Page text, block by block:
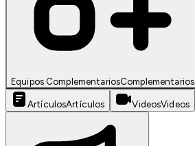
Equipos ComplementariosComplementarios
ArtículosArtículos VideosVideos